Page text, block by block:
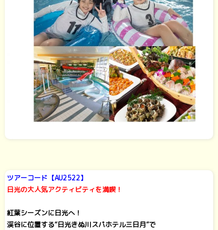
ツアーコード【AU2522】
日光の大人気アクティビティを満喫！
紅葉シーズンに日光へ！
渓谷に位置する“日光きぬ川スパホテル三日月”で